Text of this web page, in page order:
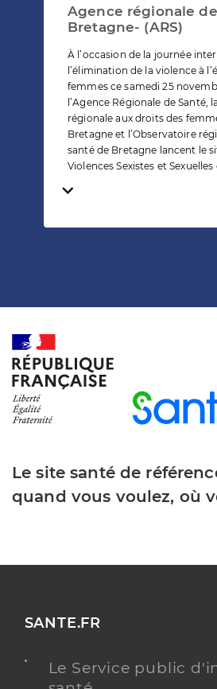
Agence régionale
Bretagne- (ARS)
À l’occasion de la journée
l’élimination de la violence à
femmes ce samedi 25
l’Agence Régionale de Santé,
régionale aux droits des
Bretagne et l’Observatoire
santé de Bretagne lancent le
Violences Sexistes et Sexuelles
Temps de lecture
Le site santé de
quand vous voulez, où
SANTE.FR
Le Service public